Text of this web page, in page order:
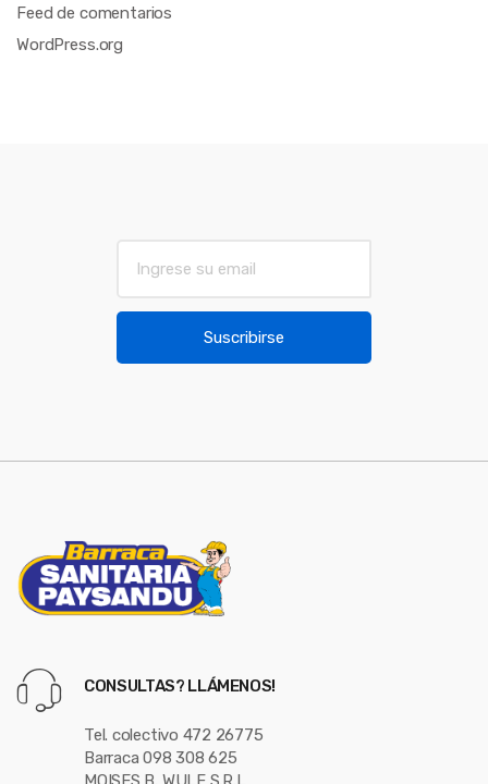
Feed de comentarios
WordPress.org
l
Suscribirse
CONSULTAS? LLÁMENOS!
Tel. colectivo 472 26775
Barraca 098 308 625